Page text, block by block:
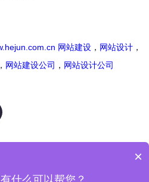
网站建设 ， 网站设计 ，
， 网站建设公司 ， 网站设计公司
×
什么可以帮您？